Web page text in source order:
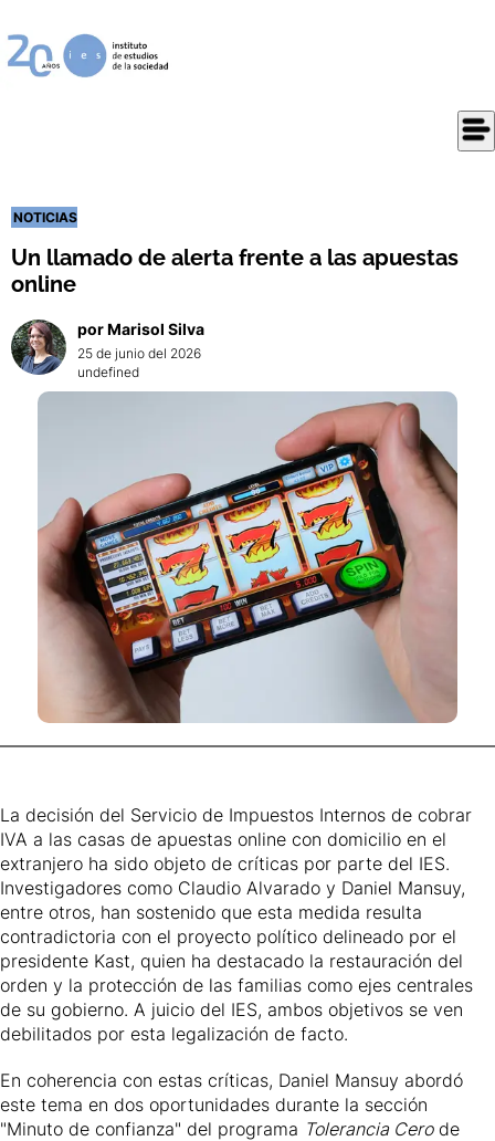
NOTICIAS
Un llamado de alerta frente a las apuestas
online
porMarisol Silva
25 de junio del 2026
undefined
La decisión del Servicio de Impuestos Internos de cobrar
IVA a las casas de apuestas online con domicilio en el
extranjero ha sido objeto de críticas por parte del IES.
Investigadores como Claudio Alvarado y Daniel Mansuy,
entre otros, han sostenido que esta medida resulta
contradictoria con el proyecto político delineado por el
presidente Kast, quien ha destacado la restauración del
orden y la protección de las familias como ejes centrales
de su gobierno. A juicio del IES, ambos objetivos se ven
debilitados por esta legalización de facto.
En coherencia con estas críticas, Daniel Mansuy abordó
este tema en dos oportunidades durante la sección
"Minuto de confianza" del programa Tolerancia Cerode